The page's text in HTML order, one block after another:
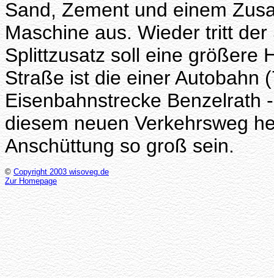
Sand, Zement und einem
Maschine aus. Wieder tritt
Splittzusatz soll eine größere
Straße ist die einer Autobahn
Eisenbahnstrecke Benzelrath
diesem neuen Verkehrsweg
Anschüttung so groß sein.
© Copyright 2003 wisoveg.de
Zur Homepage